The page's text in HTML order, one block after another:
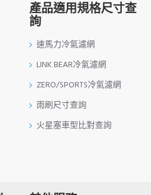
產品適用規格尺寸查
詢
速馬力冷氣濾網
LINK BEAR冷氣濾網
ZERO/SPORTS冷氣濾網
雨刷尺寸查詢
火星塞車型比對查詢